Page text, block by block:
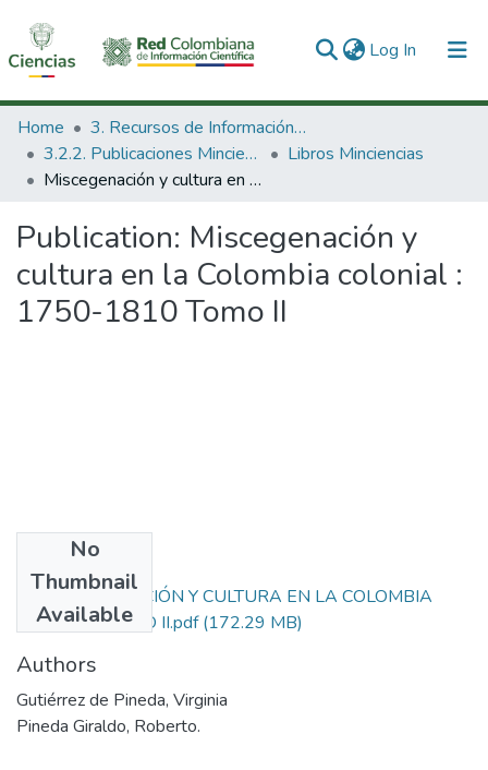
Log In (current)
Communities & Collections
All of DSpace
Home
3. Recursos de Información Científica y Tecnológica
3.2.2. Publicaciones Minciencias
Libros Minciencias
Miscegenación y cultura en la Colombia colonial : 1750-1810 Tomo II
Publication: Miscegenación y
cultura en la Colombia colonial :
1750-1810 Tomo II
No
Thumbnail
Available
42.MISCEGENACIÓN Y CULTURA EN LA COLOMBIA
COLONIAL TOMO II.pdf(172.29 MB)
Authors
Gutiérrez de Pineda, Virginia
Pineda Giraldo, Roberto.